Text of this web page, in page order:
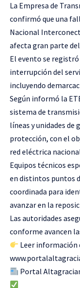
La Empresa de
confirmó que una
Nacional
afecta gran parte
El evento se
interrupción del
incluyendo
Según informó la
sistema de
líneas y unidades de
protección, con el
red eléctrica
Equipos técnicos
en distintos puntos
coordinada para
avanzar en la
Las autoridades
conforme avancen
Leer información
Portal